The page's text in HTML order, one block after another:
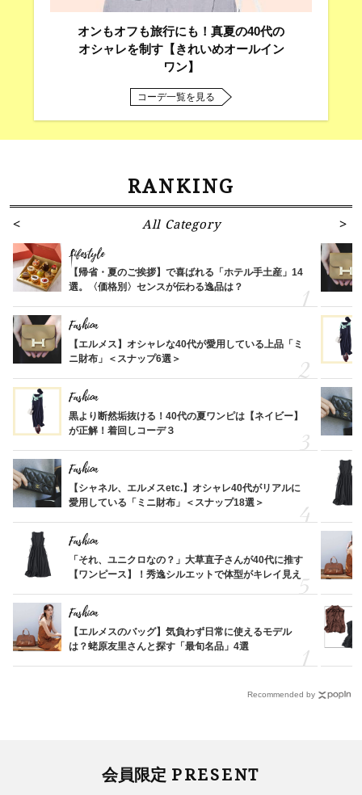
オンもオフも旅行にも！真夏の40代の
オシャレを制す【きれいめオールイン
ワン】
コーデ一覧を見る
RANKING
All Category
Lifestyle
【帰省・夏のご挨拶】で喜ばれる「ホテル手土産」14
選。〈価格別〉センスが伝わる逸品は？
Fashion
【エルメス】オシャレな40代が愛用している上品「ミ
ニ財布」＜スナップ6選＞
Fashion
黒より断然垢抜ける！40代の夏ワンピは【ネイビー】
が正解！着回しコーデ３
Fashion
【シャネル、エルメスetc.】オシャレ40代がリアルに
愛用している「ミニ財布」＜スナップ18選＞
Fashion
「それ、ユニクロなの？」大草直子さんが40代に推す
【ワンピース】！秀逸シルエットで体型がキレイ見え
Fashion
【エルメスのバッグ】気負わず日常に使えるモデル
は？蛯原友里さんと探す「最旬名品」4選
Recommended by
会員限定 PRESENT